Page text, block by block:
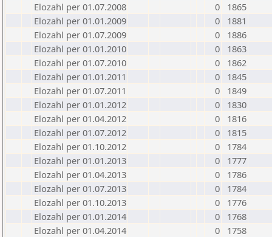
Elozahl per 01.07.2008
0
1865
Elozahl per 01.01.2009
0
1881
Elozahl per 01.07.2009
0
1886
Elozahl per 01.01.2010
0
1863
Elozahl per 01.07.2010
0
1862
Elozahl per 01.01.2011
0
1845
Elozahl per 01.07.2011
0
1849
Elozahl per 01.01.2012
0
1830
Elozahl per 01.04.2012
0
1816
Elozahl per 01.07.2012
0
1815
Elozahl per 01.10.2012
0
1784
Elozahl per 01.01.2013
0
1777
Elozahl per 01.04.2013
0
1786
Elozahl per 01.07.2013
0
1784
Elozahl per 01.10.2013
0
1776
Elozahl per 01.01.2014
0
1768
Elozahl per 01.04.2014
0
1758